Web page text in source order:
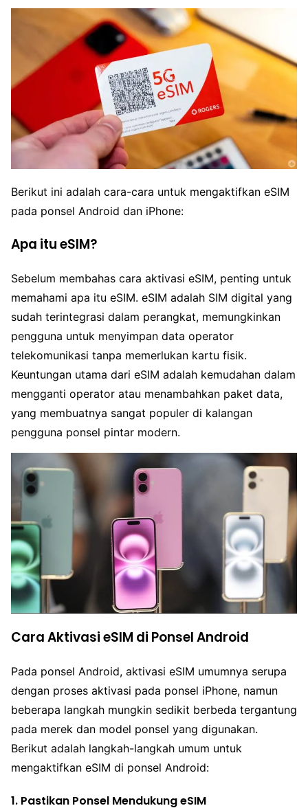
Berikut ini adalah cara-cara untuk mengaktifkan eSIM
pada ponsel Android dan iPhone:
Apa itu eSIM?
Sebelum membahas cara aktivasi eSIM, penting untuk
memahami apa itu eSIM. eSIM adalah SIM digital yang
sudah terintegrasi dalam perangkat, memungkinkan
pengguna untuk menyimpan data operator
telekomunikasi tanpa memerlukan kartu fisik.
Keuntungan utama dari eSIM adalah kemudahan dalam
mengganti operator atau menambahkan paket data,
yang membuatnya sangat populer di kalangan
pengguna ponsel pintar modern.
Cara Aktivasi eSIM di Ponsel Android
Pada ponsel Android, aktivasi eSIM umumnya serupa
dengan proses aktivasi pada ponsel iPhone, namun
beberapa langkah mungkin sedikit berbeda tergantung
pada merek dan model ponsel yang digunakan.
Berikut adalah langkah-langkah umum untuk
mengaktifkan eSIM di ponsel Android:
1. Pastikan Ponsel Mendukung eSIM